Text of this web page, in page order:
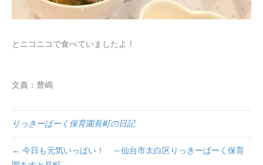
とニコニコで食べていましたよ！
文責：豊嶋
りっきーぱーく保育園長町の日記
← 今日も元気いっぱい！ ～仙台市太白区りっきーぱーく保育